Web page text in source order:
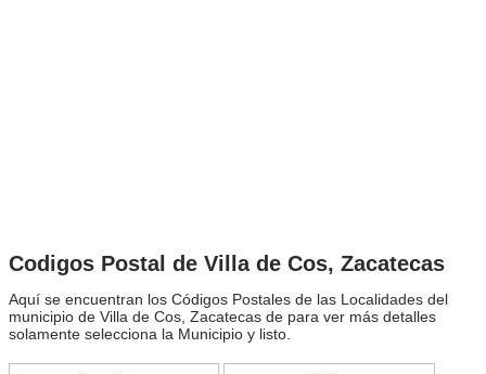
Codigos Postal de Villa de Cos, Zacatecas
Aquí se encuentran los Códigos Postales de las Localidades del
municipio de Villa de Cos, Zacatecas de para ver más detalles
solamente selecciona la Municipio y listo.